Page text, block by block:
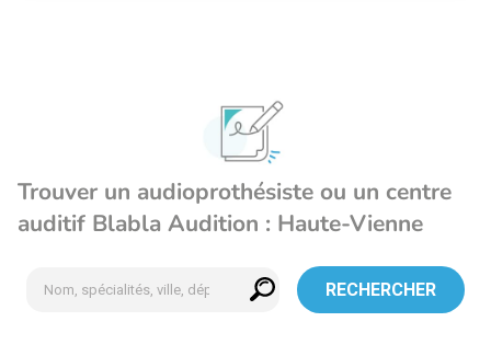
Trouver un audioprothésiste ou un centre
auditif Blabla Audition : Haute-Vienne
RECHERCHER